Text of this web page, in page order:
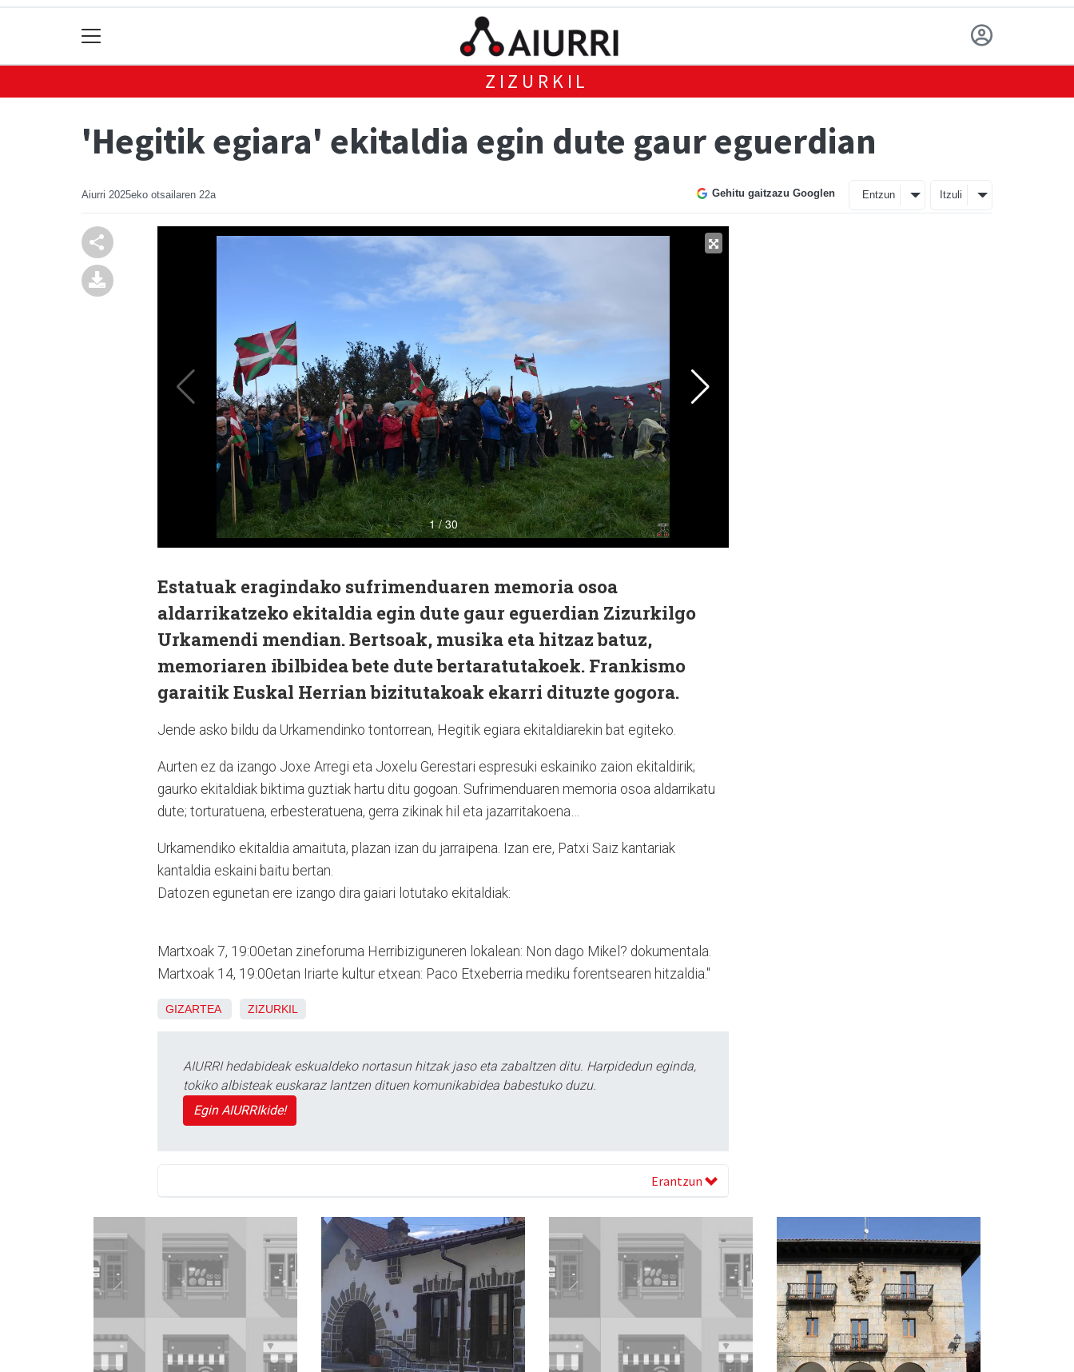
ZIZURKIL
'Hegitik egiara' ekitaldia egin dute gaur eguerdian
Aiurri 2025eko otsailaren 22a Gehitu gaitzazu Googlen Entzun Itzuli
Estatuak eragindako sufrimenduaren memoria osoa
aldarrikatzeko ekitaldia egin dute gaur eguerdian Zizurkilgo
Urkamendi mendian. Bertsoak, musika eta hitzaz batuz,
memoriaren ibilbidea bete dute bertaratutakoek. Frankismo
garaitik Euskal Herrian bizitutakoak ekarri dituzte gogora.
Jende asko bildu da Urkamendinko tontorrean, Hegitik egiara ekitaldiarekin bat egiteko.
Aurten ez da izango Joxe Arregi eta Joxelu Gerestari espresuki eskainiko zaion ekitaldirik;
gaurko ekitaldiak biktima guztiak hartu ditu gogoan. Sufrimenduaren memoria osoa aldarrikatu
dute; torturatuena, erbesteratuena, gerra zikinak hil eta jazarritakoena…
Urkamendiko ekitaldia amaituta, plazan izan du jarraipena. Izan ere, Patxi Saiz kantariak
kantaldia eskaini baitu bertan.
Datozen egunetan ere izango dira gaiari lotutako ekitaldiak:
Martxoak 7, 19:00etan zineforuma Herribiziguneren lokalean: Non dago Mikel? dokumentala.
Martxoak 14, 19:00etan Iriarte kultur etxean: Paco Etxeberria mediku forentsearen hitzaldia."
GIZARTEA ZIZURKIL
AIURRI hedabideak eskualdeko nortasun hitzak jaso eta zabaltzen ditu. Harpidedun eginda,
tokiko albisteak euskaraz lantzen dituen komunikabidea babestuko duzu.
Egin AIURRIkide!
Erantzun